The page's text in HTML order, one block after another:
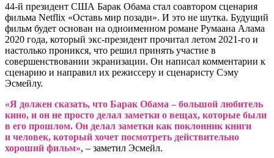
44-й президент США Барак Обама стал соавтором сценария
фильма Netflix «Оставь мир позади». И это не шутка. Будущий
фильм будет основан на одноименном романе Румаана Алама
2020 года, который экс-президент прочитал летом 2021-го и
настолько проникся, что решил принять участие в
совершенствовании экранизации. Он написал комментарии к
сценарию и направил их режиссеру и сценаристу Сэму
Эсмейлу.
«Я должен сказать, что Барак Обама – большой любитель
кино, и он не просто делал заметки о вещах, которые были
в его прошлом. Он делал заметки как поклонник книги
и человек, который хочет посмотреть действительно
хороший фильм», – заметил Эсмейл.